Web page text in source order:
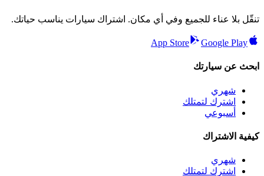
تنقّل بلا عناء للجميع وفي أي مكان. اشتراك سيارات يناسب حياتك.
App Store Google Play
ابحث عن سيارتك
شهري
اشترك لتمتلك
أسبوعي
كيفية الاشتراك
شهري
اشترك لتمتلك